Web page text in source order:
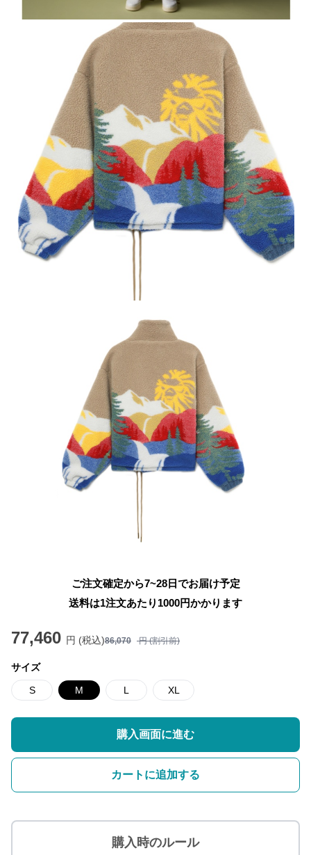
ご注文確定から7~28日でお届け予定
送料は1注文あたり 1000円かかります
77,460 円 (税込)86,070 円 (割引前)
サイズ
S M L XL
購入画面に進む
カートに追加する
購入時のルール